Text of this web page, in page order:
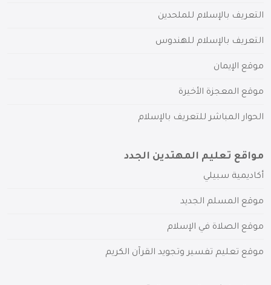
التعريف بالإسلام للملحدين
التعريف بالإسلام للهندوس
موقع الإيمان
موقع المعجزة الأخيرة
الحوار المباشر للتعريف بالإسلام
مواقع تعليم المهتدين الجدد
أكاديمية سبيلي
موقع المسلم الجديد
موقع الصلاة في الإسلام
موقع تعليم تفسير وتجويد القرآن الكريم